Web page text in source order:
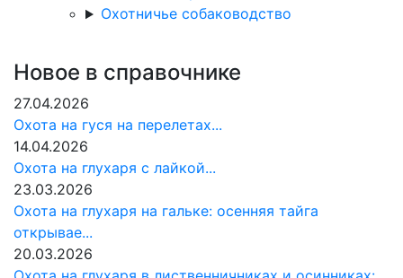
Охотничье собаководство
Новое в справочнике
27.04.2026
Охота на гуся на перелетах...
14.04.2026
Охота на глухаря с лайкой...
23.03.2026
Охота на глухаря на гальке: осенняя тайга
открывае...
20.03.2026